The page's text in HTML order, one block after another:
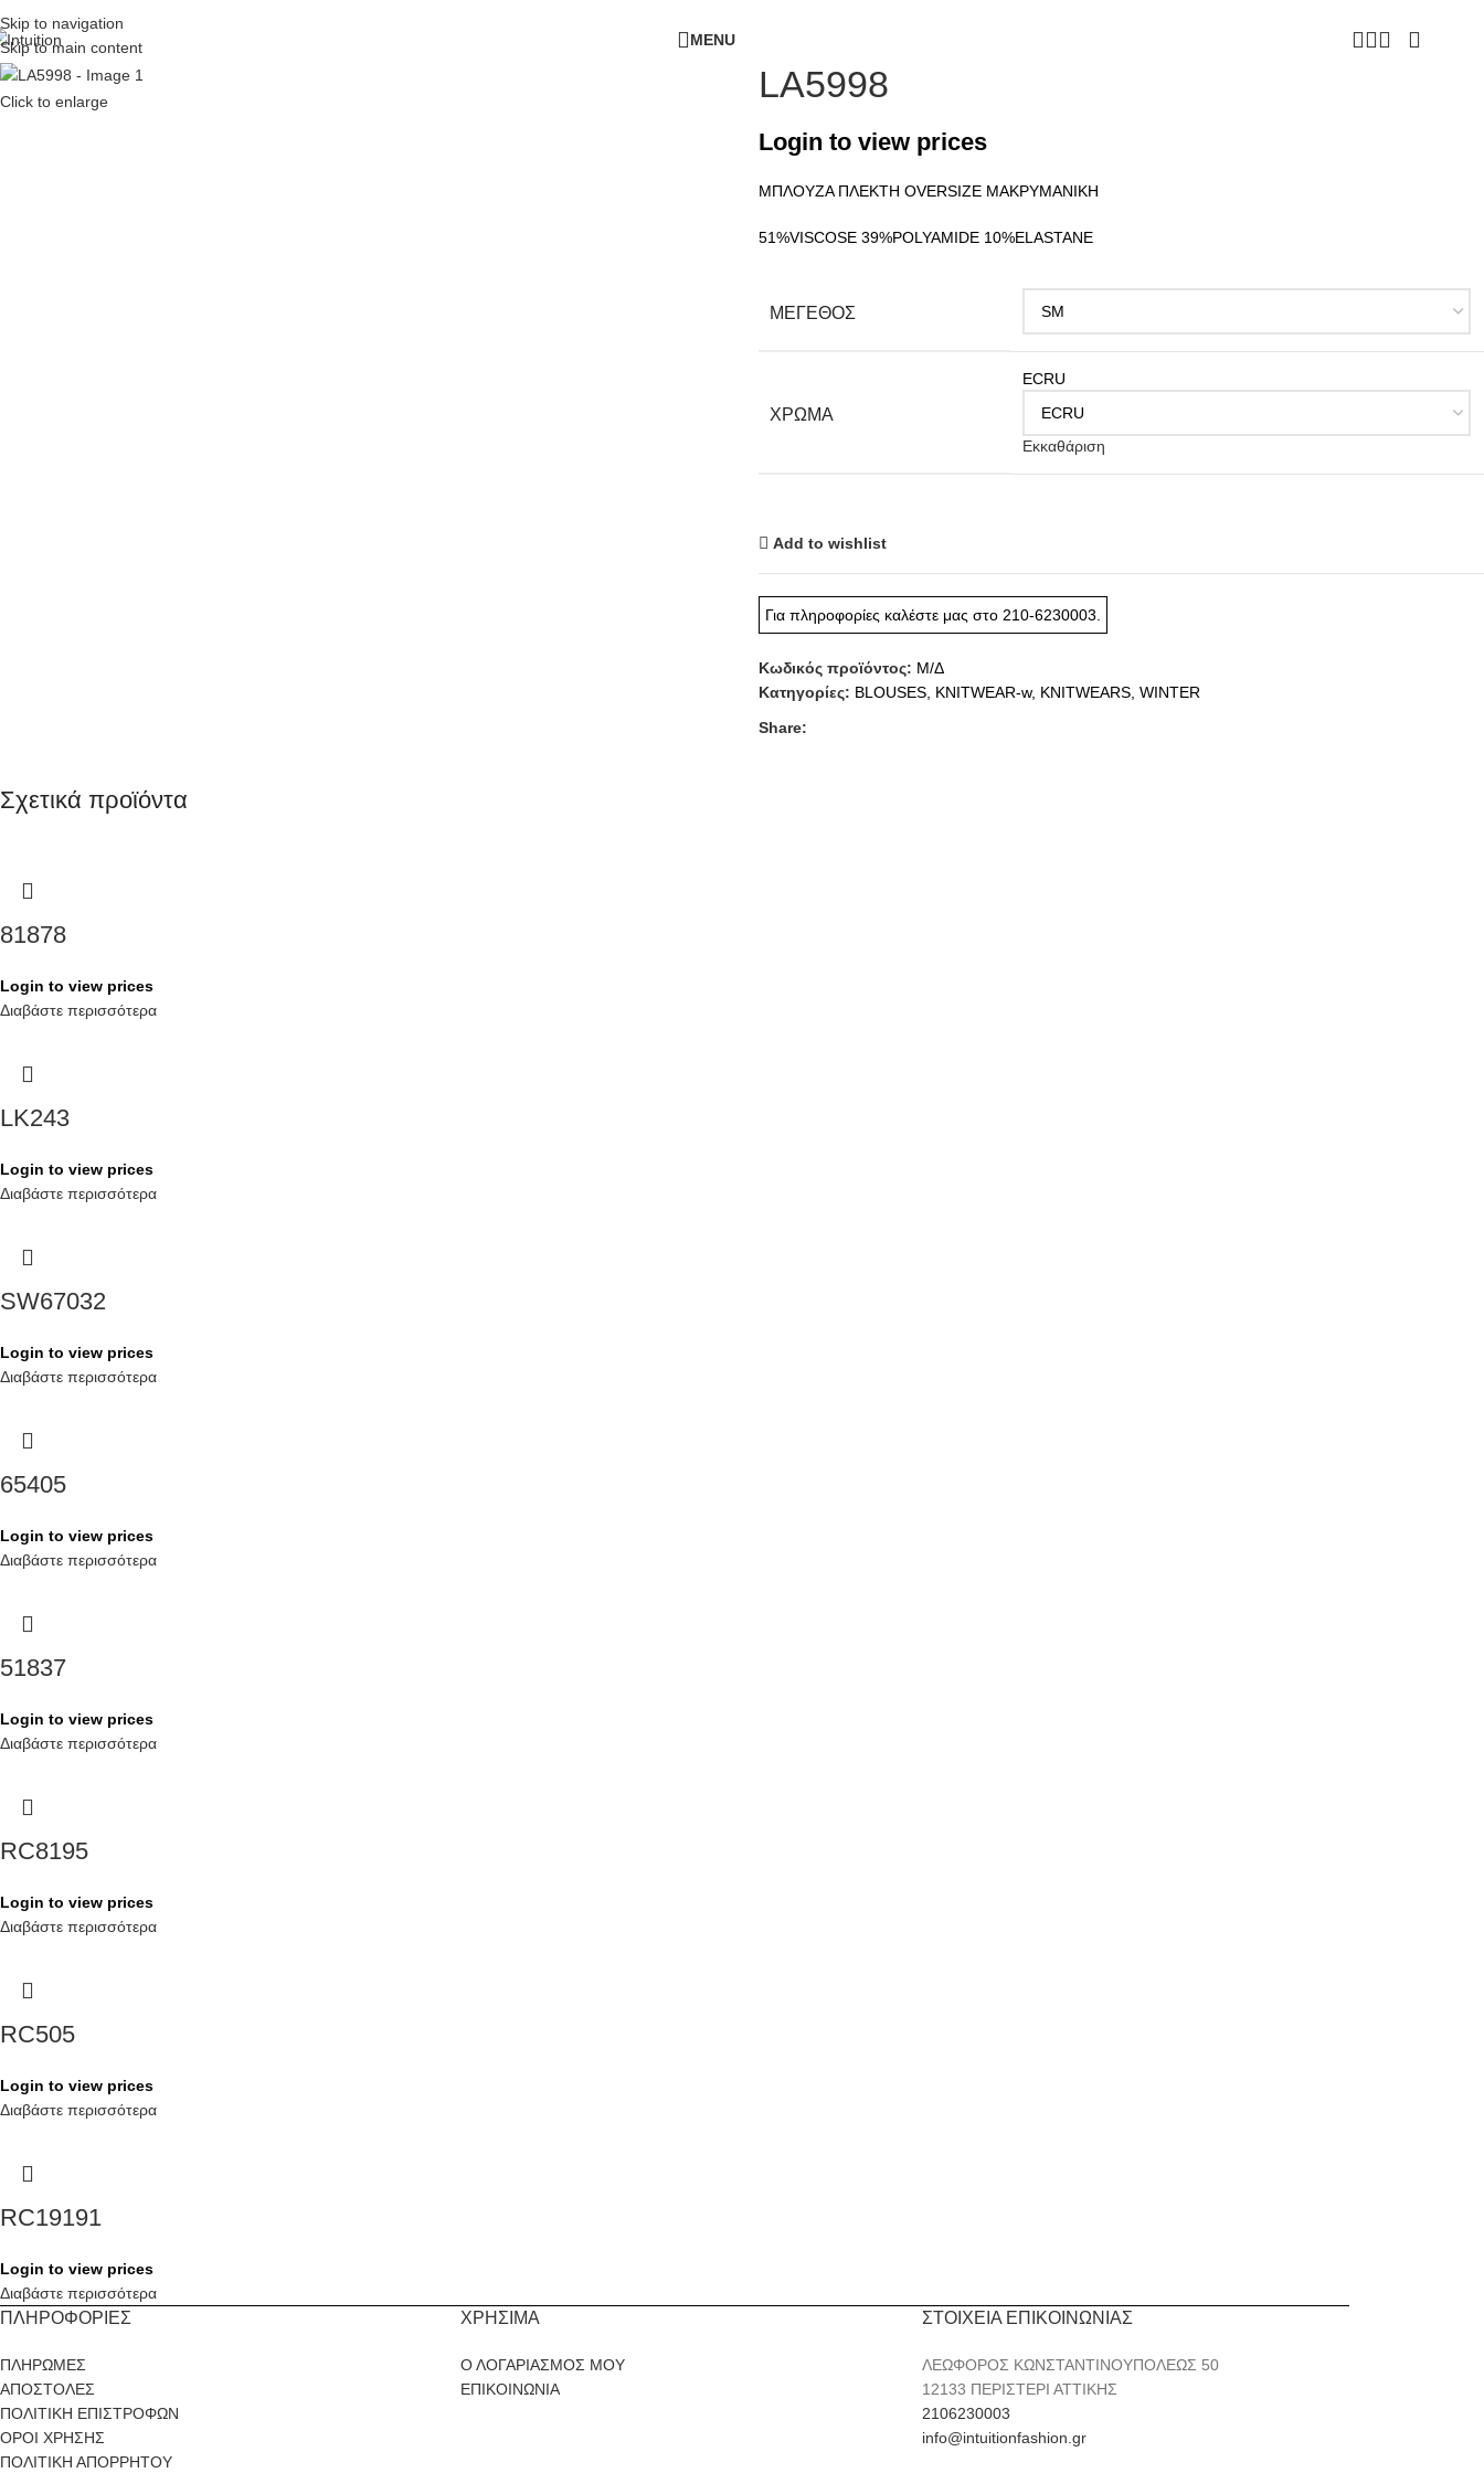
Skip to navigation
Skip to main content
MENU
Click to enlarge LA5998
Login to view prices
ΜΠΛΟΥΖΑ ΠΛΕΚΤΗ OVERSIZE ΜΑΚΡΥΜΑΝΙΚΗ
51%VISCOSE 39%POLYAMIDE 10%ELASTANE
ΜΕΓΕΘΟΣ
ΧΡΩΜΑ
ECRU
Εκκαθάριση
Add to wishlist
Για πληροφορίες καλέστε μας στο 210-6230003
Κωδικός προϊόντος: Μ/Δ
Κατηγορίες: BLOUSES KNITWEAR-w, KNITWEARS WINTER
Share:
Σχετικά προϊόντα
81878
Login to view prices
Διαβάστε περισσότερα
LK243
Login to view prices
Διαβάστε περισσότερα
SW67032
Login to view prices
Διαβάστε περισσότερα
65405
Login to view prices
Διαβάστε περισσότερα
51837
Login to view prices
Διαβάστε περισσότερα
RC8195
Login to view prices
Διαβάστε περισσότερα
RC505
Login to view prices
Διαβάστε περισσότερα
RC19191
Login to view prices
Διαβάστε περισσότερα
ΠΛΗΡΟΦΟΡΙΕΣ
ΠΛΗΡΩΜΕΣ
ΑΠΟΣΤΟΛΕΣ
ΠΟΛΙΤΙΚΗ ΕΠΙΣΤΡΟΦΩΝ
ΟΡΟΙ ΧΡΗΣΗΣ
ΠΟΛΙΤΙΚΗ ΑΠΟΡΡΗΤΟΥ
ΧΡΗΣΙΜΑ
Ο ΛΟΓΑΡΙΑΣΜΟΣ ΜΟΥ
ΕΠΙΚΟΙΝΩΝΙΑ
ΣΤΟΙΧΕΙΑ ΕΠΙΚΟΙΝΩΝΙΑΣ
ΛΕΩΦΟΡΟΣ ΚΩΝΣΤΑΝΤΙΝΟΥΠΟΛΕΩΣ 50
12133 ΠΕΡΙΣΤΕΡΙ ΑΤΤΙΚΗΣ
2106230003
info@intuitionfashion.gr